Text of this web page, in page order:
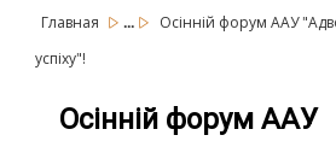
Главная ...
Осінній форум ААУ
успіху"!
Осінній форум ААУ